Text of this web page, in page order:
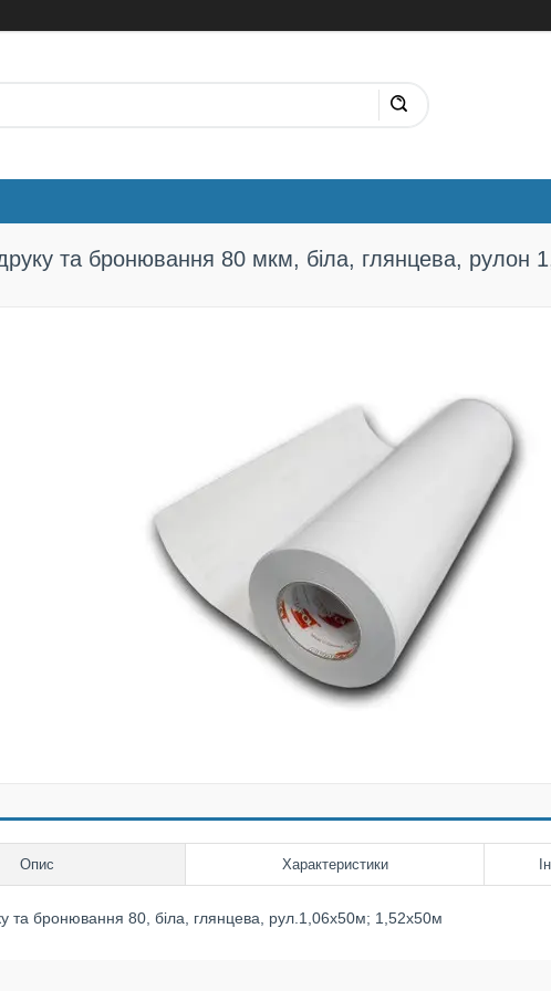
та бронювання 80 мкм, біла, глянцева, рулон
Опис Характеристики
та бронювання 80, біла, глянцева, рул.1,06х50м; 1,52х50м